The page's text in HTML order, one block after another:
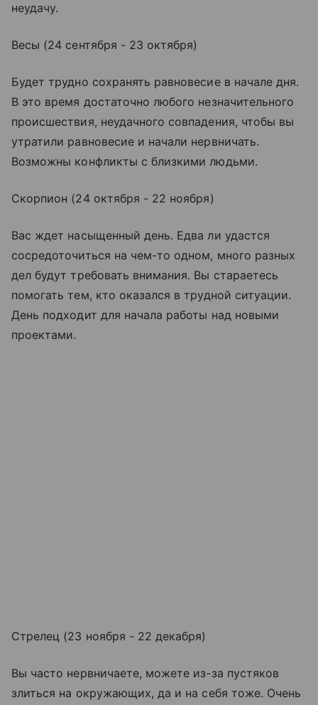
неудачу.
Весы (24 сентября - 23 октября)
Будет трудно сохранять равновесие в начале дня.
В это время достаточно любого незначительного
происшествия, неудачного совпадения, чтобы вы
утратили равновесие и начали нервничать.
Возможны конфликты с близкими людьми.
Скорпион (24 октября - 22 ноября)
Вас ждет насыщенный день. Едва ли удастся
сосредоточиться на чем-то одном, много разных
дел будут требовать внимания. Вы стараетесь
помогать тем, кто оказался в трудной ситуации.
День подходит для начала работы над новыми
проектами.
Стрелец (23 ноября - 22 декабря)
Вы часто нервничаете, можете из-за пустяков
злиться на окружающих, да и на себя тоже. Очень